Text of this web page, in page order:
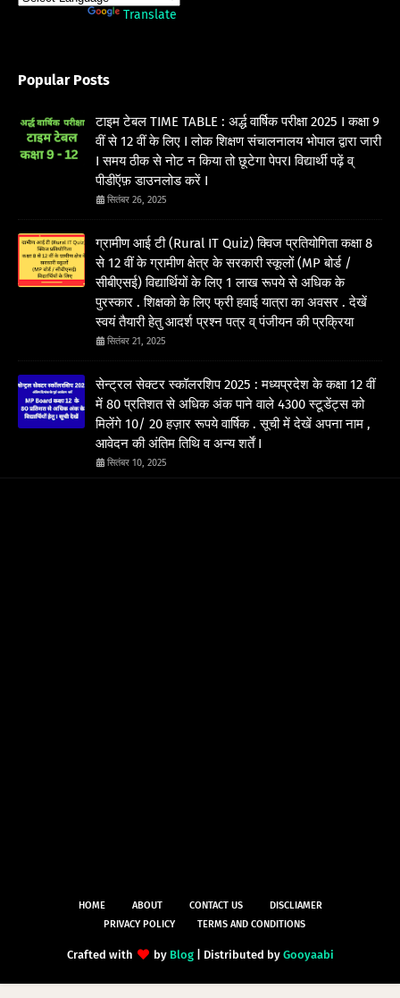
Translate
Popular Posts
टाइम टेबल TIME TABLE : अर्द्ध वार्षिक परीक्षा 2025 I कक्षा 9
वीं से 12 वीं के लिए I लोक शिक्षण संचालनालय भोपाल द्वारा जारी
I समय ठीक से नोट न किया तो छूटेगा पेपरI विद्यार्थी पढ़ें व्
पीडीऍफ़ डाउनलोड करें I
सितंबर 26, 2025
ग्रामीण आई टी (Rural IT Quiz) क्विज प्रतियोगिता कक्षा 8
से 12 वीं के ग्रामीण क्षेत्र के सरकारी स्कूलों (MP बोर्ड /
सीबीएसई) विद्यार्थियों के लिए 1 लाख रूपये से अधिक के
पुरस्कार . शिक्षको के लिए फ्री हवाई यात्रा का अवसर . देखें
स्वयं तैयारी हेतु आदर्श प्रश्न पत्र व् पंजीयन की प्रक्रिया
सितंबर 21, 2025
सेन्ट्रल सेक्टर स्कॉलरशिप 2025 : मध्यप्रदेश के कक्षा 12 वीं
में 80 प्रतिशत से अधिक अंक पाने वाले 4300 स्टूडेंट्स को
मिलेंगे 10/ 20 हज़ार रूपये वार्षिक . सूची में देखें अपना नाम ,
आवेदन की अंतिम तिथि व अन्य शर्तें I
सितंबर 10, 2025
HOME ABOUT CONTACT US
DISCLIAMER
PRIVACY POLICY
TERMS AND CONDITIONS
Crafted with by Blog| Distributed by Gooyaabi